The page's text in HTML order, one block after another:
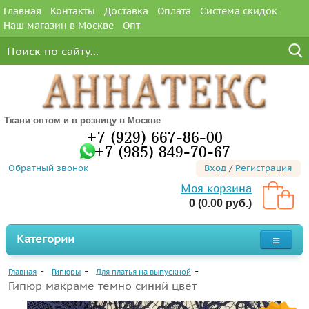
Главная Контакты Доставка Оплата
Система скидок
Наш магазин в Москве
Опт
Ткани оптом и в розницу в Москве
+7 (929) 667-86-00
+7 (985) 849-70-67
Обратный звонок Вход / Регистрация
Моя корзина
0 (0.00 руб.)
Категории
Главная Гипюры Для платья на выпускной
Гипюр макраме темно синий цвет